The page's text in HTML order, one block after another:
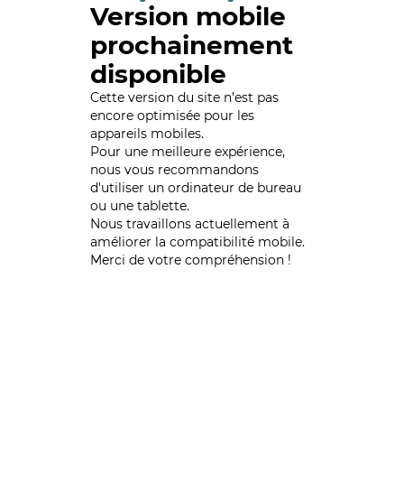
Version mobile
prochainement
disponible
Cette version du site n’est pas
encore optimisée pour les
appareils mobiles.
Pour une meilleure expérience,
nous vous recommandons
d'utiliser un ordinateur de bureau
ou une tablette.
Nous travaillons actuellement à
améliorer la compatibilité mobile.
Merci de votre compréhension !